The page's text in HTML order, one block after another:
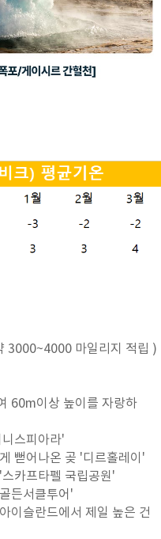
3000~4000 마일리지 적립 )
60m이상 높이를 자랑하
스피아라'
뻗어나온 곶 '디르홀레이'
카프타펠 국립공원'
든서클투어'
이슬란드에서 제일 높은 건